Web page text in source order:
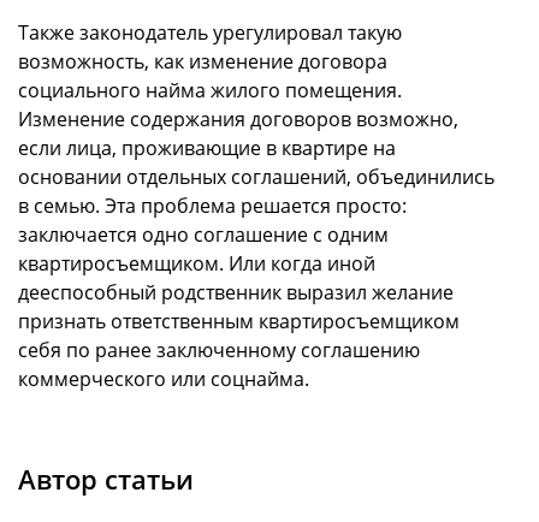
Также законодатель урегулировал такую
возможность, как изменение договора
социального найма жилого помещения.
Изменение содержания договоров возможно,
если лица, проживающие в квартире на
основании отдельных соглашений, объединились
в семью. Эта проблема решается просто:
заключается одно соглашение с одним
квартиросъемщиком. Или когда иной
дееспособный родственник выразил желание
признать ответственным квартиросъемщиком
себя по ранее заключенному соглашению
коммерческого или соцнайма.
Автор статьи